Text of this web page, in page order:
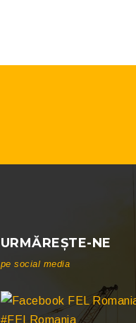
URMĂREȘTE-NE
pe social media
#FELRomania